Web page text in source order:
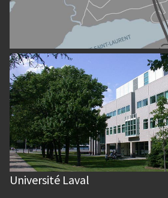
Université Laval